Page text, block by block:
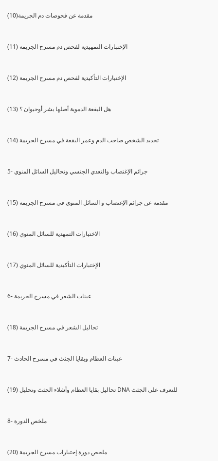
(10)مقدمة عن فحوصات دم الجريمة
(11) الإختبارات التمهيدية لفحص دم مسرح الجريمة
(12) الإختبارات التأكيدية لفحص دم مسرح الجريمة
(13) هل البقعة الدموية أصلها بشر أوحيوان ؟
(14) تحديد الشخص صاحب الدم وعمر البقعة في مسرح الجريمة
5- جرائم الإغتصاب والتعدي الجنسي وتحاليل السائل المنوي
(15) مقدمة عن جرائم الإغتصاب و السائل المنوي في مسرح الجريمة
(16) الاختبارات التمهدية للسائل المنوي
(17) الإختبارات التأكيدية للسائل المنوي
6- عينات الشعر في مسرح الجريمة
(18) تحاليل الشعر في مسرح الجريمة
7- عينات العظام وبقايا الجثث في مسرح الحادث
(19) تحاليل بقايا العظام وأشلاء الجثث وتحليل DNA للتعرف علي الجثث
8- ملخص الدورة
(20) ملخص دورة إختبارات مسرح الجريمة